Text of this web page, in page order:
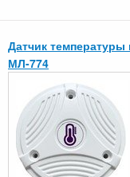
Датчик
МЛ-774